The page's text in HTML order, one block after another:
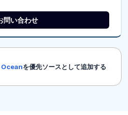
問い合わせ
を優先ソースとして追加する